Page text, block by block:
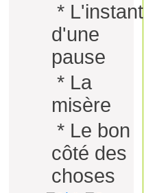
* L'instant
d'une
pause
* La
misère
* Le bon
côté des
choses